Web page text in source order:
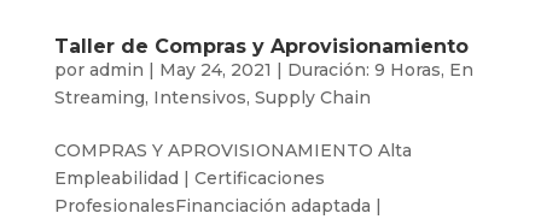
Taller de Compras y Aprovisionamiento
por admin | May 24, 2021 | Duración: 9 Horas, En
Streaming, Intensivos, Supply Chain
COMPRAS Y APROVISIONAMIENTO Alta
Empleabilidad | Certificaciones
ProfesionalesFinanciación adaptada |